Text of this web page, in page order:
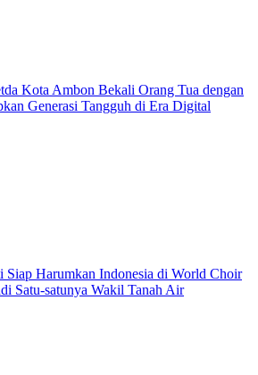
Kota Ambon Bekali Orang Tua dengan
Generasi Tangguh di Era Digital
Siap Harumkan Indonesia di World Choir
Satu-satunya Wakil Tanah Air